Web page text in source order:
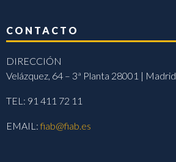
CONTACTO
DIRECCIÓN
Velázquez, 64 – 3ª Planta 28001 | Madrid
TEL: 91 411 72 11
EMAIL:fiab@fiab.es